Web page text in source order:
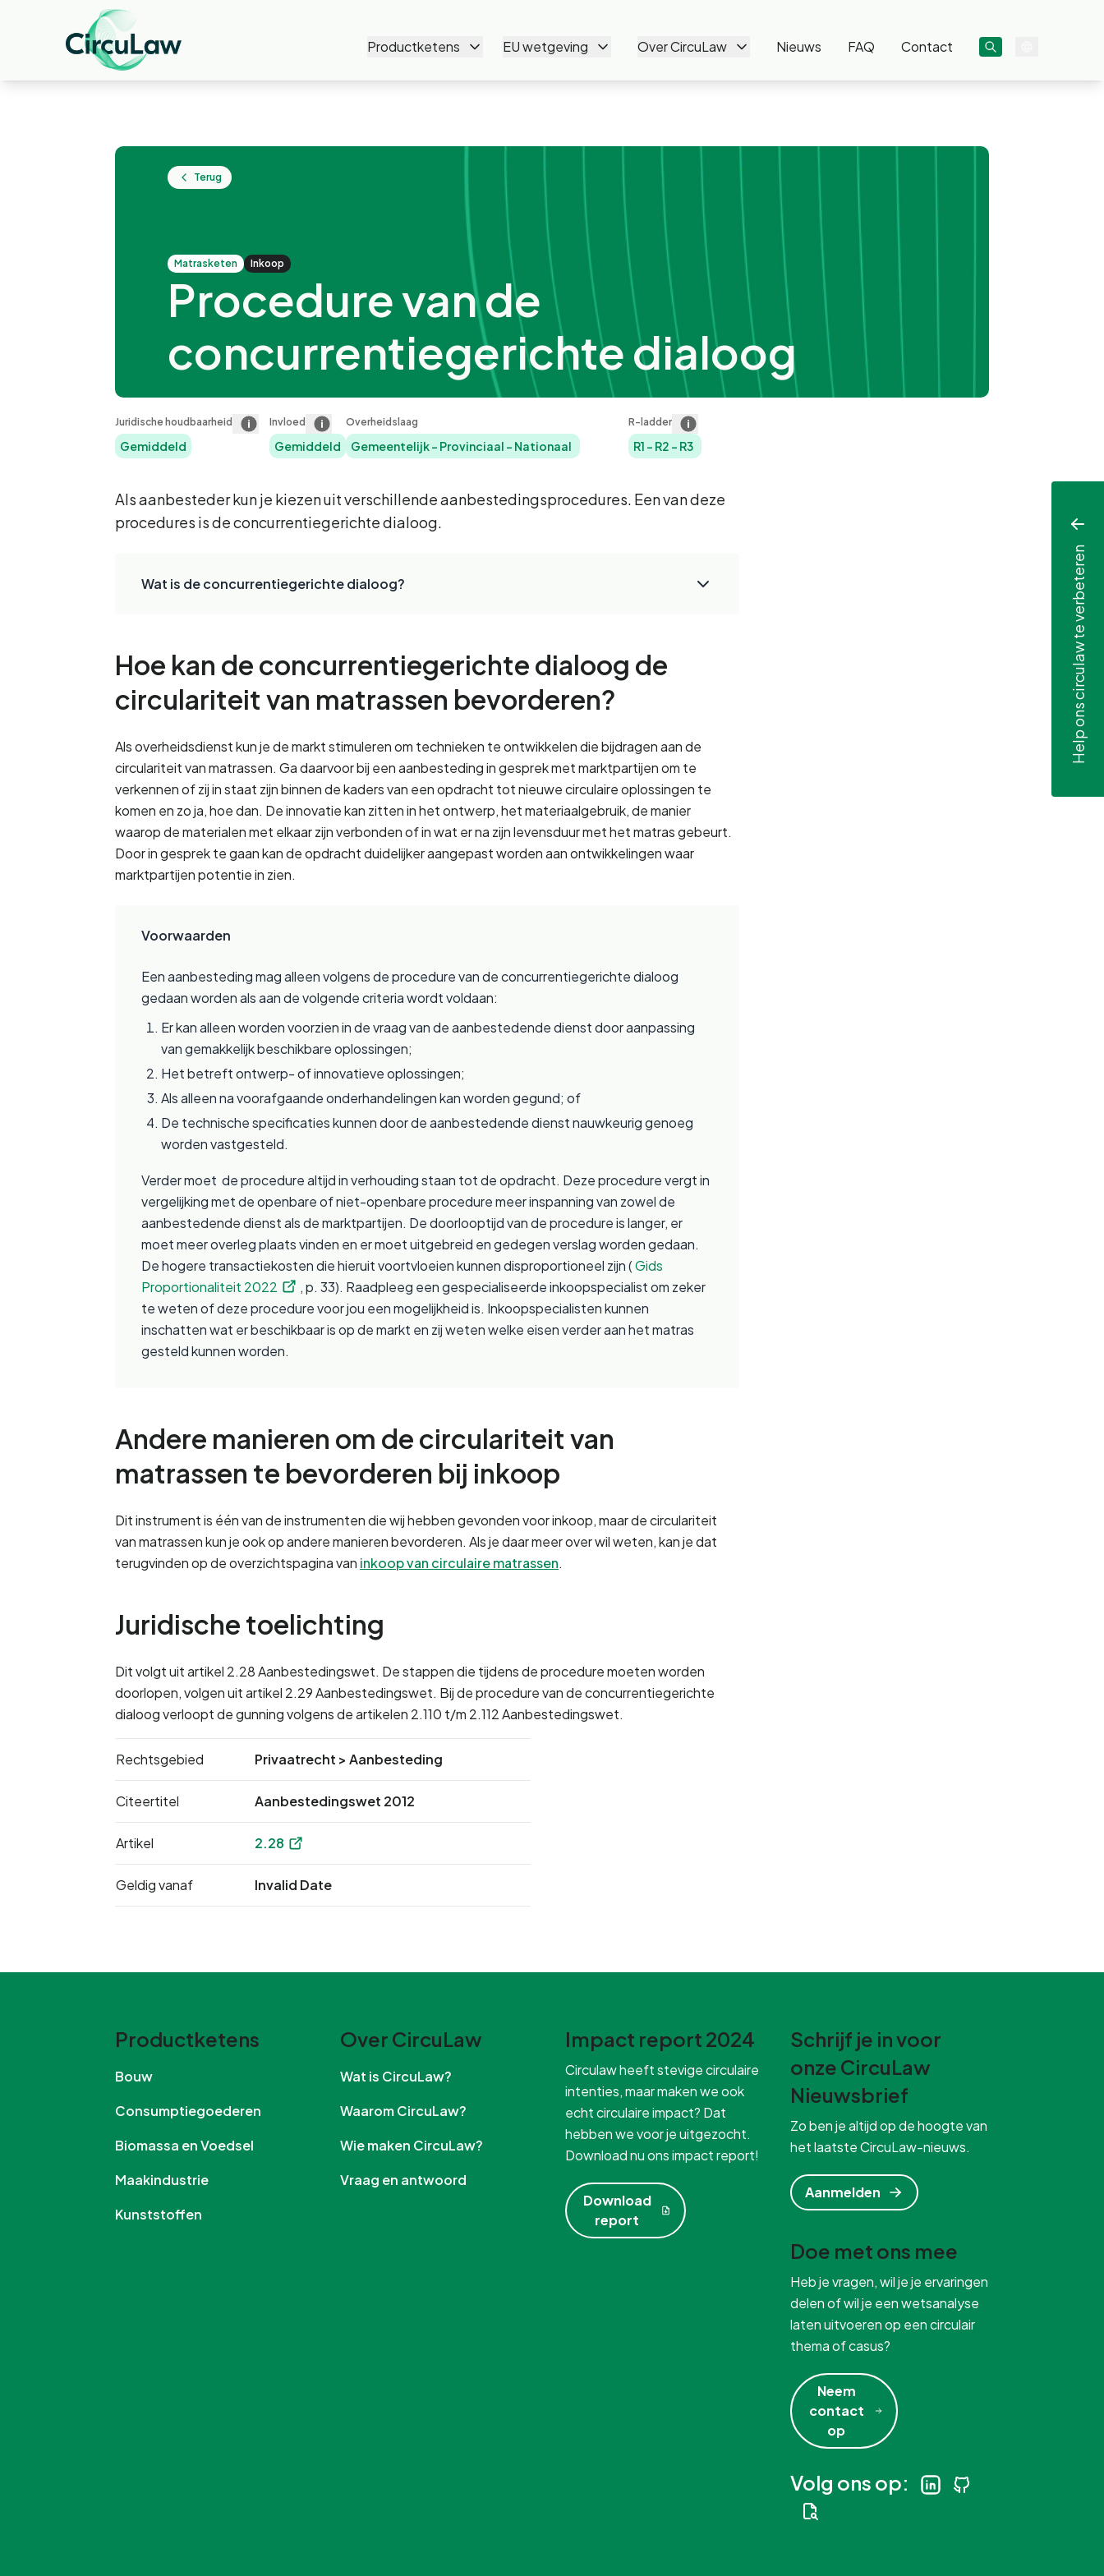
Productketens EU wetgeving Over CircuLaw Nieuws FAQ Contact
Terug
matrasketen Inkoop
Procedure van de
concurrentiegerichte dialoog
Juridische houdbaarheid
Gemiddeld
Invloed
Gemiddeld
Overheidslaag
Gemeentelijk- Provinciaal - Nationaal
R-ladder
R1 - R2 - R3
Help ons circulaw te verbeteren
Als aanbesteder kun je kiezen uit verschillende aanbestedingsprocedures. Een van deze
procedures is de concurrentiegerichte dialoog.
Wat is de concurrentiegerichte dialoog?
Hoe kan de concurrentiegerichte dialoog de
circulariteit van matrassen bevorderen?
Als overheidsdienst kun je de markt stimuleren om technieken te ontwikkelen die bijdragen aan de
circulariteit van matrassen. Ga daarvoor bij een aanbesteding in gesprek met marktpartijen om te
verkennen of zij in staat zijn binnen de kaders van een opdracht tot nieuwe circulaire oplossingen te
komen en zo ja, hoe dan. De innovatie kan zitten in het ontwerp, het materiaalgebruik, de manier
waarop de materialen met elkaar zijn verbonden of in wat er na zijn levensduur met het matras gebeurt.
Door in gesprek te gaan kan de opdracht duidelijker aangepast worden aan ontwikkelingen waar
marktpartijen potentie in zien.
Voorwaarden
Een aanbesteding mag alleen volgens de procedure van de concurrentiegerichte dialoog
gedaan worden als aan de volgende criteria wordt voldaan:
Er kan alleen worden voorzien in de vraag van de aanbestedende dienst door aanpassing
van gemakkelijk beschikbare oplossingen;
Het betreft ontwerp- of innovatieve oplossingen;
Als alleen na voorafgaande onderhandelingen kan worden gegund; of
De technische specificaties kunnen door de aanbestedende dienst nauwkeurig genoeg
worden vastgesteld.
Verder moet  de procedure altijd in verhouding staan tot de opdracht. Deze procedure vergt in
vergelijking met de openbare of niet-openbare procedure meer inspanning van zowel de
aanbestedende dienst als de marktpartijen. De doorlooptijd van de procedure is langer, er
moet meer overleg plaats vinden en er moet uitgebreid en gedegen verslag worden gedaan.
De hogere transactiekosten die hieruit voortvloeien kunnen disproportioneel zijn (Gids
Proportionaliteit 2022
, p. 33). Raadpleeg een gespecialiseerde inkoopspecialist om zeker
te weten of deze procedure voor jou een mogelijkheid is. Inkoopspecialisten kunnen
inschatten wat er beschikbaar is op de markt en zij weten welke eisen verder aan het matras
gesteld kunnen worden.
Andere manieren om de circulariteit van
matrassen te bevorderen bij inkoop
Dit instrument is één van de instrumenten die wij hebben gevonden voor inkoop, maar de circulariteit
van matrassen kun je ook op andere manieren bevorderen. Als je daar meer over wil weten, kan je dat
terugvinden op de overzichtspagina van inkoop van circulaire matrassen.
Juridische toelichting
Dit volgt uit artikel 2.28 Aanbestedingswet. De stappen die tijdens de procedure moeten worden
doorlopen, volgen uit artikel 2.29 Aanbestedingswet. Bij de procedure van de concurrentiegerichte
dialoog verloopt de gunning volgens de artikelen 2.110 t/m 2.112 Aanbestedingswet.
Rechtsgebied Privaatrecht > Aanbesteding
Citeertitel Aanbestedingswet 2012
Artikel 2.28
Geldig vanaf Invalid Date
Productketens
Bouw
Consumptiegoederen
Biomassa en Voedsel
Maakindustrie
Kunststoffen
Over CircuLaw
Wat is CircuLaw?
Waarom CircuLaw?
Wie maken CircuLaw?
Vraag en antwoord
Impact report 2024
Circulaw heeft stevige circulaire
intenties, maar maken we ook
echt circulaire impact? Dat
hebben we voor je uitgezocht.
Download nu ons impact report!
Download
report
Schrijf je in voor
onze CircuLaw
Nieuwsbrief
Zo ben je altijd op de hoogte van
het laatste CircuLaw-nieuws.
Aanmelden
Doe met ons mee
Heb je vragen, wil je je ervaringen
delen of wil je een wetsanalyse
laten uitvoeren op een circulair
thema of casus?
Neem
contact
op
Volg ons op: